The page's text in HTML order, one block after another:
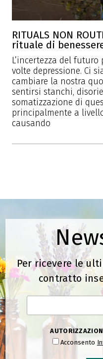
RITUALS NON
rituale di
L’incertezza del
volte depressione. Ci
cambiare la nostra
sentirsi stanchi,
somatizzazione di
principalmente a
causando
Per ricevere le
contratto
Acconsento